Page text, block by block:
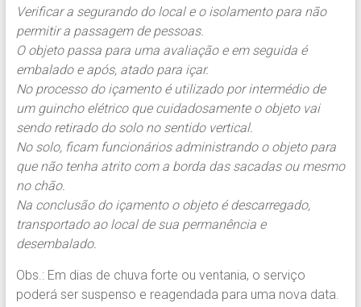
A
Soberana
Içamentos.
Verificar a segurando do local e o isolamento para não
permitir a passagem de pessoas.
O objeto passa para uma avaliação e em seguida é
embalado e após, atado para içar.
No processo do içamento é utilizado por intermédio de
um guincho elétrico que cuidadosamente o objeto vai
sendo retirado do solo no sentido vertical.
No solo, ficam funcionários administrando o objeto para
que não tenha atrito com a borda das sacadas ou mesmo
no chão.
Na conclusão do içamento o objeto é descarregado,
transportado ao local de sua permanência e
desembalado.
Obs.: Em dias de chuva forte ou ventania, o serviço
poderá ser suspenso e reagendada para uma nova data.